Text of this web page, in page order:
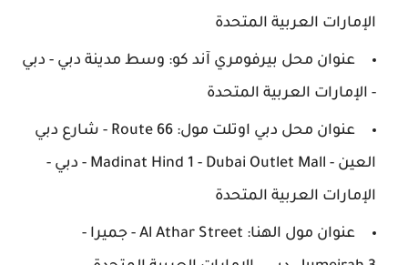
الإمارات العربية المتحدة
عنوان محل بيرفومري آند كو: وسط مدينة دبي - دبي
- الإمارات العربية المتحدة
عنوان محل دبي اوتلت مول: Route 66 - شارع دبي
العين - Madinat Hind 1 - Dubai Outlet Mall - دبي -
الإمارات العربية المتحدة
عنوان مول الهنا: Al Athar Street - جميرا -